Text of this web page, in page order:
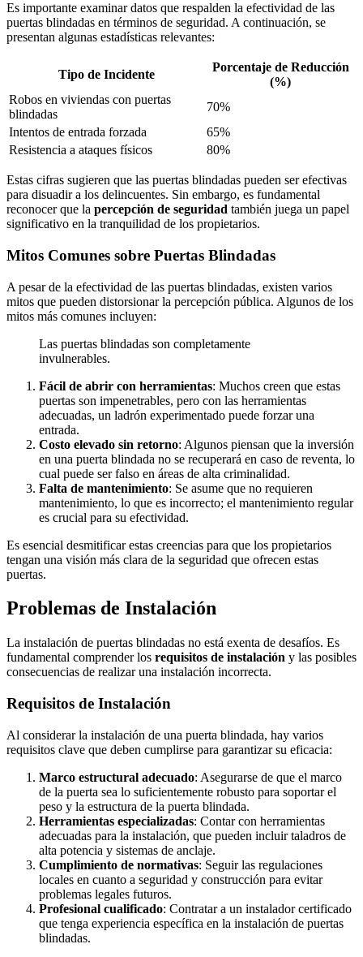
Es importante examinar datos que respalden la efectividad de las
puertas blindadas en términos de seguridad. A continuación, se
presentan algunas estadísticas relevantes:
Tipo de Incidente
Porcentaje de Reducción
(%)
Robos en viviendas con puertas
blindadas
70%
Intentos de entrada forzada
65%
Resistencia a ataques físicos
80%
Estas cifras sugieren que las puertas blindadas pueden ser efectivas
para disuadir a los delincuentes. Sin embargo, es fundamental
reconocer que la percepción de seguridad también juega un papel
significativo en la tranquilidad de los propietarios.
Mitos Comunes sobre Puertas Blindadas
A pesar de la efectividad de las puertas blindadas, existen varios
mitos que pueden distorsionar la percepción pública. Algunos de los
mitos más comunes incluyen:
Las puertas blindadas son completamente
invulnerables.
Fácil de abrir con herramientas: Muchos creen que estas
puertas son impenetrables, pero con las herramientas
adecuadas, un ladrón experimentado puede forzar una
entrada.
Costo elevado sin retorno: Algunos piensan que la inversión
en una puerta blindada no se recuperará en caso de reventa, lo
cual puede ser falso en áreas de alta criminalidad.
Falta de mantenimiento: Se asume que no requieren
mantenimiento, lo que es incorrecto; el mantenimiento regular
es crucial para su efectividad.
Es esencial desmitificar estas creencias para que los propietarios
tengan una visión más clara de la seguridad que ofrecen estas
puertas.
Problemas de Instalación
La instalación de puertas blindadas no está exenta de desafíos. Es
fundamental comprender los requisitos de instalación y las posibles
consecuencias de realizar una instalación incorrecta.
Requisitos de Instalación
Al considerar la instalación de una puerta blindada, hay varios
requisitos clave que deben cumplirse para garantizar su eficacia:
Marco estructural adecuado: Asegurarse de que el marco
de la puerta sea lo suficientemente robusto para soportar el
peso y la estructura de la puerta blindada.
Herramientas especializadas: Contar con herramientas
adecuadas para la instalación, que pueden incluir taladros de
alta potencia y sistemas de anclaje.
Cumplimiento de normativas: Seguir las regulaciones
locales en cuanto a seguridad y construcción para evitar
problemas legales futuros.
Profesional cualificado: Contratar a un instalador certificado
que tenga experiencia específica en la instalación de puertas
blindadas.